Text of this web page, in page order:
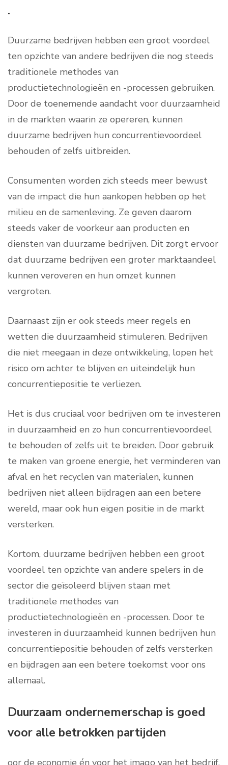
.
Duurzame bedrijven hebben een groot voordeel
ten opzichte van andere bedrijven die nog steeds
traditionele methodes van
productietechnologieën en -processen gebruiken.
Door de toenemende aandacht voor duurzaamheid
in de markten waarin ze opereren, kunnen
duurzame bedrijven hun concurrentievoordeel
behouden of zelfs uitbreiden.
Consumenten worden zich steeds meer bewust
van de impact die hun aankopen hebben op het
milieu en de samenleving. Ze geven daarom
steeds vaker de voorkeur aan producten en
diensten van duurzame bedrijven. Dit zorgt ervoor
dat duurzame bedrijven een groter marktaandeel
kunnen veroveren en hun omzet kunnen
vergroten.
Daarnaast zijn er ook steeds meer regels en
wetten die duurzaamheid stimuleren. Bedrijven
die niet meegaan in deze ontwikkeling, lopen het
risico om achter te blijven en uiteindelijk hun
concurrentiepositie te verliezen.
Het is dus cruciaal voor bedrijven om te investeren
in duurzaamheid en zo hun concurrentievoordeel
te behouden of zelfs uit te breiden. Door gebruik
te maken van groene energie, het verminderen van
afval en het recyclen van materialen, kunnen
bedrijven niet alleen bijdragen aan een betere
wereld, maar ook hun eigen positie in de markt
versterken.
Kortom, duurzame bedrijven hebben een groot
voordeel ten opzichte van andere spelers in de
sector die geïsoleerd blijven staan met
traditionele methodes van
productietechnologieën en -processen. Door te
investeren in duurzaamheid kunnen bedrijven hun
concurrentiepositie behouden of zelfs versterken
en bijdragen aan een betere toekomst voor ons
allemaal.
Duurzaam ondernemerschap is goed
voor alle betrokken partijden
oor de economie én voor het imago van het bedrijf.